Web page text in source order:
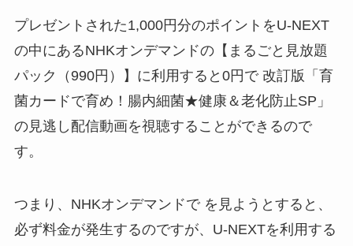
プレゼントされた1,000円分のポイントをU-NEXT
の中にあるNHKオンデマンドの【まるごと見放題
パック（990円）】に利用すると0円で 改訂版「育
菌カードで育め！腸内細菌★健康＆老化防止SP」
の見逃し配信動画を視聴することができるので
す。
つまり、NHKオンデマンドで を見ようとすると、
必ず料金が発生するのですが、U-NEXTを利用する